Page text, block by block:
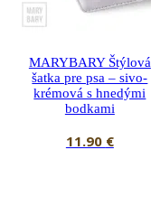
MARYBARY Štýlová
šatka pre psa – sivo-
krémová s hnedými
bodkami
11.90 €